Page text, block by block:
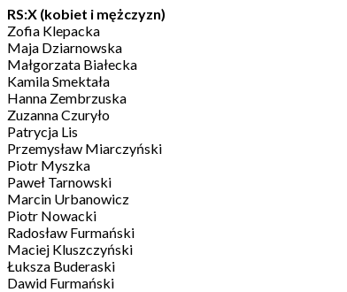
RS:X (kobiet i mężczyzn)
Zofia Klepacka
Maja Dziarnowska
Małgorzata Białecka
Kamila Smektała
Hanna Zembrzuska
Zuzanna Czuryło
Patrycja Lis
Przemysław Miarczyński
Piotr Myszka
Paweł Tarnowski
Marcin Urbanowicz
Piotr Nowacki
Radosław Furmański
Maciej Kluszczyński
Łuksza Buderaski
Dawid Furmański